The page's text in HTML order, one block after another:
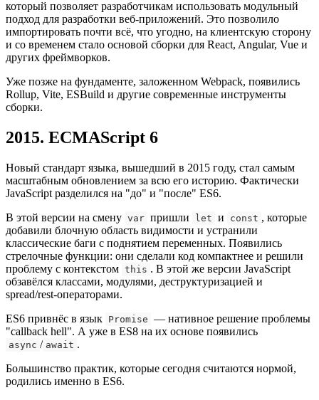
который позволяет разработчикам использовать модульный
подход для разработки веб-приложений. Это позволило
импортировать почти всё, что угодно, на клиентскую сторону
и со временем стало основой сборки для React, Angular, Vue и
других фреймворков.
Уже позже на фундаменте, заложенном Webpack, появились
Rollup, Vite, ESBuild и другие современные инструменты
сборки.
2015. ECMAScript 6
Новый стандарт языка, вышедший в 2015 году, стал самым
масштабным обновлением за всю его историю. Фактически
JavaScript разделился на "до" и "после" ES6.
В этой версии на смену var пришли let и const , которые
добавили блочную область видимости и устранили
классические баги с поднятием переменных. Появились
стрелочные функции: они сделали код компактнее и решили
проблему с контекстом this . В этой же версии JavaScript
обзавёлся классами, модулями, деструктуризацией и
spread/rest-операторами.
ES6 привнёс в язык Promise — нативное решение проблемы
"callback hell". А уже в ES8 на их основе появились
async / await .
Большинство практик, которые сегодня считаются нормой,
родились именно в ES6.